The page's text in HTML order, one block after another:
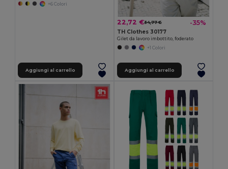
+6 Colori
Aggiungi al carrello
22,72 €34,77 € -35%
TH Clothes 30177
Gilet da lavoro imbottito, foderato
+1 Colori
Aggiungi al carrello